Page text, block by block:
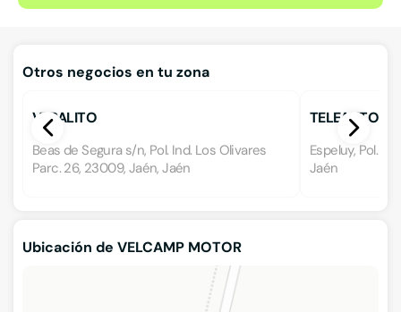
Otros negocios en tu zona
VERALITO
Beas de Segura s/n, Pol. Ind. Los Olivares
Parc. 26, 23009, Jaén, Jaén
TELEAUTO
Espeluy, Pol.
Jaén
Ubicación de VELCAMP MOTOR